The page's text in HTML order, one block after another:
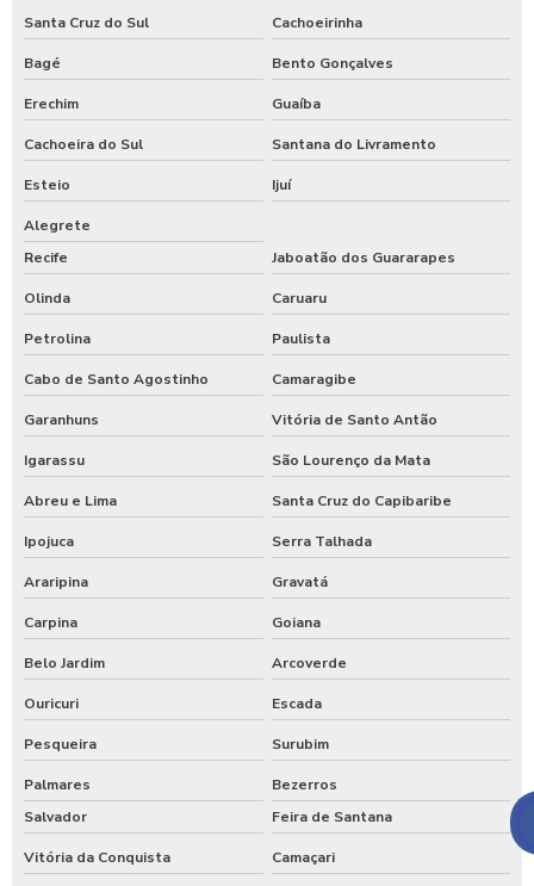
Santa Cruz do Sul Cachoeirinha
Bagé Bento Gonçalves
Erechim Guaíba
Cachoeira do Sul Santana do Livramento
Esteio Ijuí
Alegrete
Recife
Jaboatão dos Guararapes
Olinda Caruaru
Petrolina Paulista
Cabo de Santo Agostinho Camaragibe
Garanhuns Vitória de Santo Antão
Igarassu São Lourenço da Mata
Abreu e Lima Santa Cruz do Capibaribe
Ipojuca Serra Talhada
Araripina Gravatá
Carpina Goiana
Belo Jardim Arcoverde
Ouricuri Escada
Pesqueira Surubim
Palmares
Bezerros
Salvador
Feira de Santana
Vitória da Conquista Camaçari